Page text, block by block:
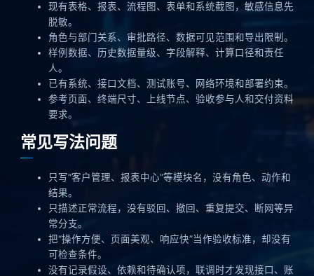
现有表格、报表、流程图、表单和系统截图，敏感信息先
脱敏。
角色与部门关系、审批路径、数据可见范围和导出限制。
样例数据、历史数据量级、字段解释、计算口径和责任
人。
已有系统、接口文档、测试账号、网络环境和部署约束。
参考页面、终端尺寸、上线节点、验收参与人和交付资料
要求。
常见写法问题
只写“客户管理、报表中心”等模块名，没有角色、动作和
结果。
只描述正常流程，没有驳回、撤回、重复提交、断网等异
常分支。
把“操作方便、页面美观、响应快”当作验收标准，却没有
可检查条件。
没有记录假设、依赖和待确认项，联调时才发现接口、账